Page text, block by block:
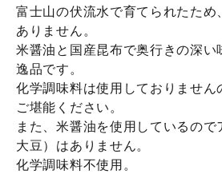
富士山の伏流水で育てられたため
ありません。
米醤油と国産昆布で奥行きの深い
逸品です。
化学調味料は使用しておりません
ご堪能ください。
また、米醤油を使用しているので
大豆）はありません。
化学調味料不使用。